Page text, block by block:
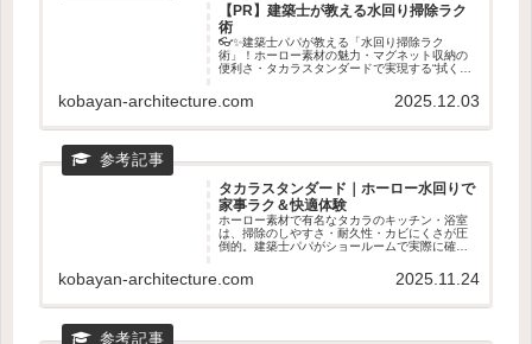
【PR】建築士が教える水回り掃除ラク
術
👓✨建築士パパが教える「水回り掃除ラク
術」！ホーロー素材の魅力・マグネット収納の
便利さ・タカラスタンダードで実現する“拭くだ
洗面が驚くほどラクになる理由を紹介します💖
🧼
kobayan-architecture.com 2025.12.03
タカラスタンダード｜ホーロー水回りで
家事ラク＆快適体験
ホーロー素材で有名なタカラのキッチン・浴室
は、掃除のしやすさ・耐久性・カビにくさが圧
倒的。建築士パパがショールームで実際に確認
かりやすく紹介。新築・リフォームの前に読ん
でおきたい家事ラクの知恵🧽✨
kobayan-architecture.com 2025.11.24